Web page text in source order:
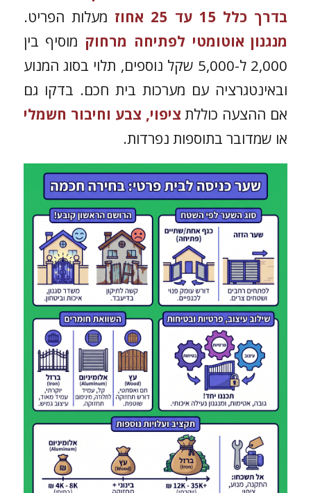
בדרך כלל 15 עד 25 אחוז
מעלות הפריט.
מנגנון אוטומטי לפתיחה מרחוק מוסיף בין
2,000 ל-5,000 שקל נוספים, תלוי בסוג המנוע
ובאינטגרציה עם מערכות בית חכם. בדקו גם
אם ההצעה כוללת ציפוי, צבע וחיבור חשמלי
או שמדובר בתוספות נפרדות.